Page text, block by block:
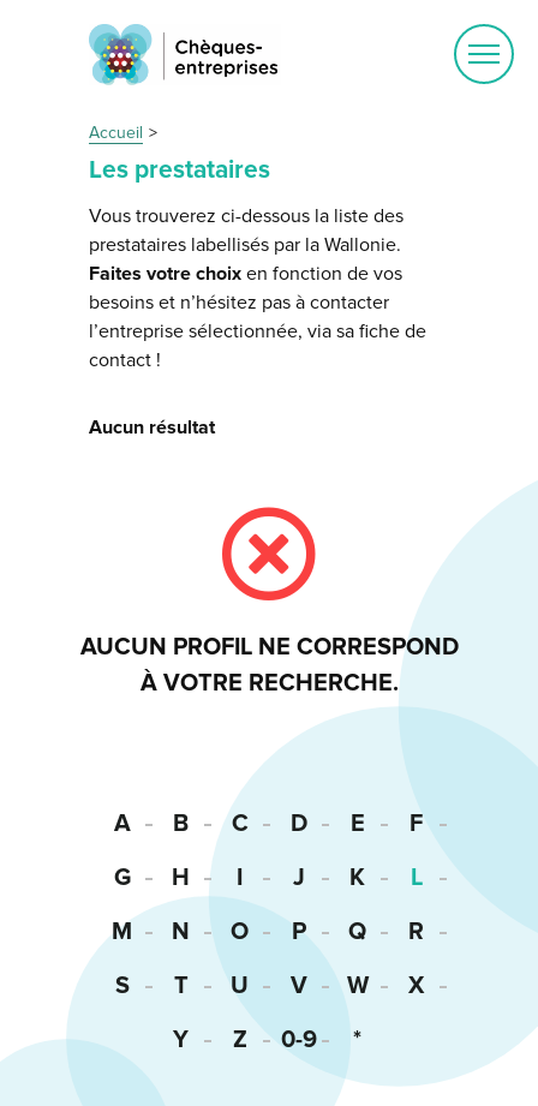
Accueil
Les prestataires
Vous trouverez ci-dessous la liste des
prestataires labellisés par la Wallonie.
Faites votre choix en fonction de vos
besoins et n’hésitez pas à contacter
l’entreprise sélectionnée, via sa fiche de
contact !
Aucun résultat
AUCUN PROFIL NE CORRESPOND
À VOTRE RECHERCHE.
A B C D E
F
G
H I J K
L
M
N O P Q
R
S
T U V W
X
Y
Z 0-9 *
Ouvrir
le